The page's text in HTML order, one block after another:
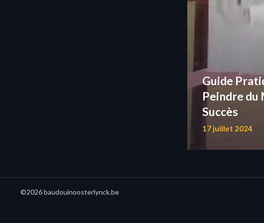
Guide
Peindre du
Succès
17 juillet 2024
©2026 baudouinoosterlynck.be